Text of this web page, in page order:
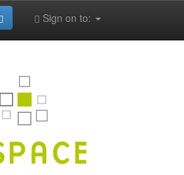
Sign on to: